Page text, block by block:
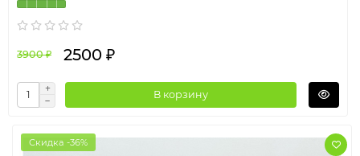
3900 ₽ 2500 ₽
В корзину
Скидка -36%